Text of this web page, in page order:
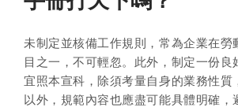
未制定並核備工作規則，常為企業在勞
目之一，不可輕忽。此外，制定一份良
宜照本宣科，除須考量自身的業務性質
以外，規範內容也應盡可能具體明確，